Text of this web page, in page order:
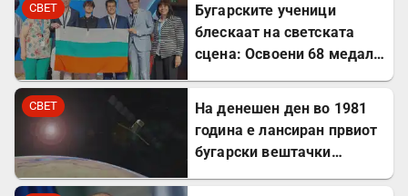
СВЕТ
Бугарските ученици
блескаат на светската
сцена: Освоени 68 медали
година
СВЕТ
На денешен ден во 1981
година е лансиран првиот
бугарски вештачки